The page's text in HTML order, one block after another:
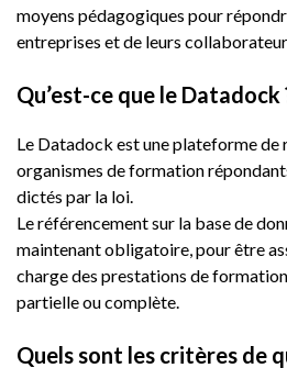
moyens pédagogiques pour
entreprises et de leurs
Qu’est-ce que le Datadock
Le Datadock est une plateforme de
organismes de formation
dictés par la loi.
Le référencement sur la base de
maintenant obligatoire, pour être
charge des prestations de
partielle ou complète.
Quels sont les critères de